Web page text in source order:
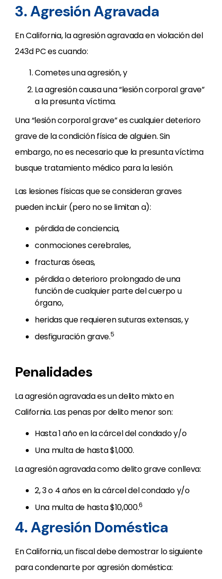
3. Agresión Agravada
En California, la agresión agravada en violación del
243d PC es cuando:
Cometes una agresión, y
La agresión causa una “lesión corporal grave”
a la presunta víctima.
Una “lesión corporal grave” es cualquier deterioro
grave de la condición física de alguien. Sin
embargo, no es necesario que la presunta víctima
busque tratamiento médico para la lesión.
Las lesiones físicas que se consideran graves
pueden incluir (pero no se limitan a):
pérdida de conciencia,
conmociones cerebrales,
fracturas óseas,
pérdida o deterioro prolongado de una
función de cualquier parte del cuerpo u
órgano,
heridas que requieren suturas extensas, y
desfiguración grave.5
Penalidades
La agresión agravada es un delito mixto en
California. Las penas por delito menor son:
Hasta 1 año en la cárcel del condado y/o
Una multa de hasta $1,000.
La agresión agravada como delito grave conlleva:
2, 3 o 4 años en la cárcel del condado y/o
Una multa de hasta $10,000.6
4. Agresión Doméstica
En California, un fiscal debe demostrar lo siguiente
para condenarte por agresión doméstica: